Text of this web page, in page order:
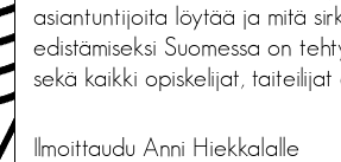
asiantuntijoita löytää ja mitä
edistämiseksi Suomessa on
sekä kaikki opiskelijat,
Ilmoittaudu Anni Hiekkalalle